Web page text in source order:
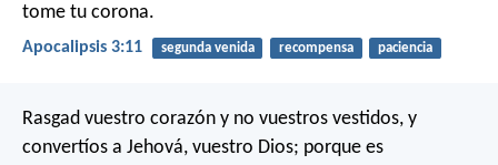
tome tu corona.
Apocalipsis 3:11 segunda venida recompensa paciencia
Rasgad vuestro corazón y no vuestros vestidos, y
convertíos a Jehová, vuestro Dios; porque es